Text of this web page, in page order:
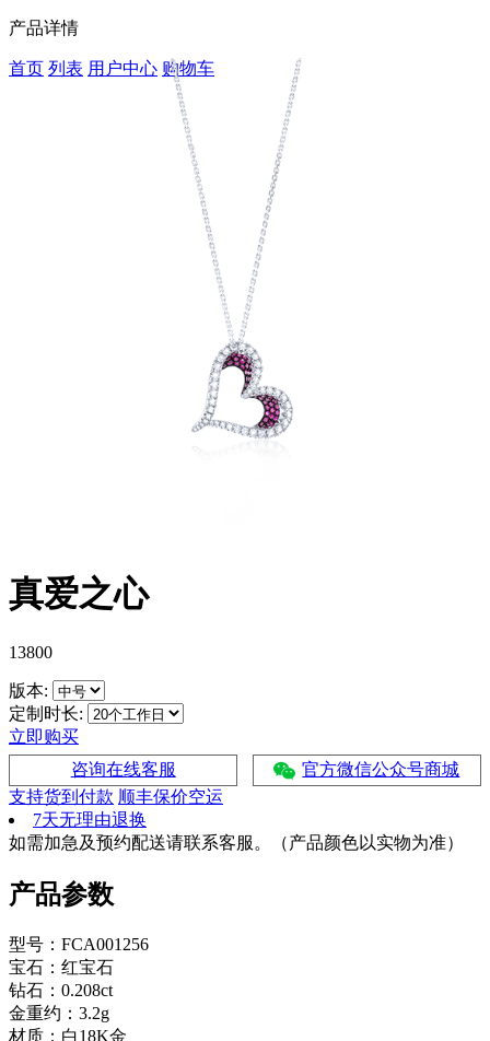
产品详情
首页 列表 用户中心 购物车
真爱之心
13800
版本:
定制时长:
立即购买
咨询在线客服
官方微信公众号商城
支持货到付款 顺丰保价空运
7天无理由退换
如需加急及预约配送请联系客服。（产品颜色以实物为准）
产品参数
型号：FCA001256
宝石：红宝石
钻石：0.208ct
金重约：3.2g
材质：白18K金